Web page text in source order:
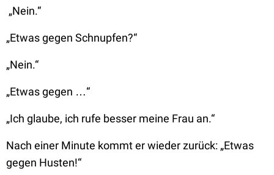
„Nein.“
„Etwas gegen Schnupfen?“
„Nein.“
„Etwas gegen …“
„Ich glaube, ich rufe besser meine Frau an.“
Nach einer Minute kommt er wieder zurück: „Etwas
gegen Husten!“